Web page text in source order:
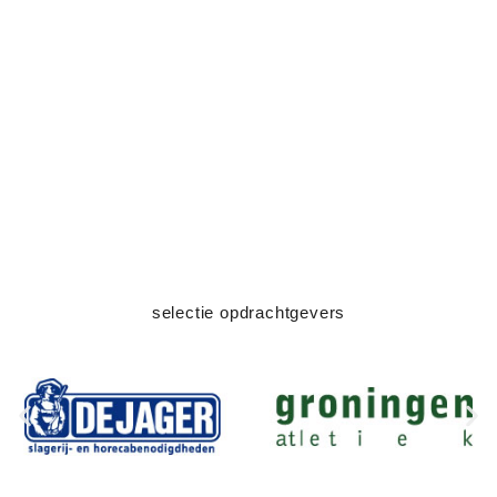
selectie opdrachtgevers